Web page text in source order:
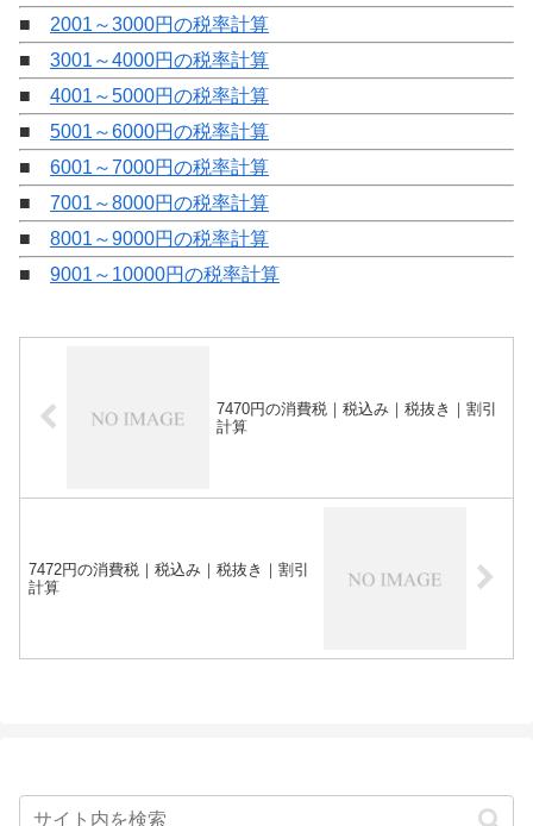
■ 2001～3000円の税率計算
■ 3001～4000円の税率計算
■ 4001～5000円の税率計算
■ 5001～6000円の税率計算
■ 6001～7000円の税率計算
■ 7001～8000円の税率計算
■ 8001～9000円の税率計算
■ 9001～10000円の税率計算
7470円の消費税｜税込み｜税抜き｜割引
計算
7472円の消費税｜税込み｜税抜き｜割引
計算